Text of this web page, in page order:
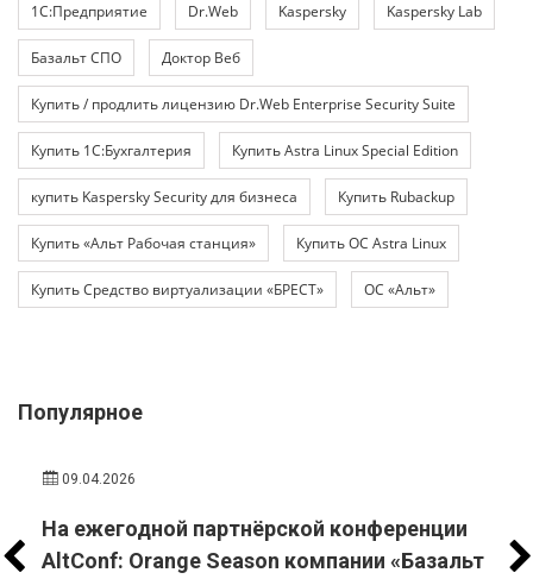
1С:Предприятие Dr.Web Kaspersky Kaspersky Lab
Базальт СПО Доктор Веб
Купить / продлить лицензию Dr.Web Enterprise Security Suite
Купить 1С:Бухгалтерия Купить Astra Linux Special Edition
купить Kaspersky Security для бизнеса Купить Rubackup
Купить «Альт Рабочая станция» Купить ОС Astra Linux
Купить Средство виртуализации «БРЕСТ» ОС «Альт»
Популярное
09.04.2026
На ежегодной партнёрской конференции
AltConf: Orange Season компании «Базальт